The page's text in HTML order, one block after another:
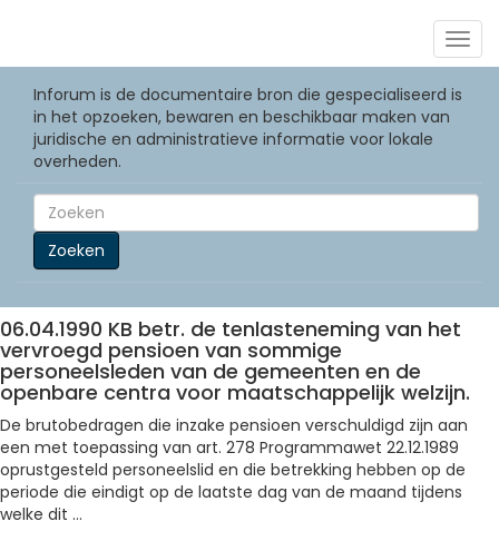
Inforum is de documentaire bron die gespecialiseerd is
in het opzoeken, bewaren en beschikbaar maken van
juridische en administratieve informatie voor lokale
overheden.
Zoeken
06.04.1990 KB betr. de tenlasteneming van het
vervroegd pensioen van sommige
personeelsleden van de gemeenten en de
openbare centra voor maatschappelijk welzijn.
De brutobedragen die inzake pensioen verschuldigd zijn aan
een met toepassing van art. 278 Programmawet 22.12.1989
oprustgesteld personeelslid en die betrekking hebben op de
periode die eindigt op de laatste dag van de maand tijdens
welke dit ...